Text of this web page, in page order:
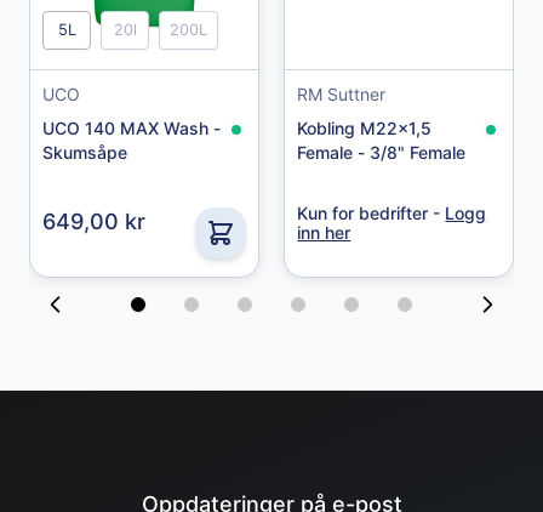
Granberg
Granberg Chemical Protective Gloves str. 10
49,00 kr
5L 20l 200L
UCO
UCO 140 MAX Wash -
Skumsåpe
649,00 kr
RM Suttner
Kobling M22x1,5
Female - 3/8" Female
Kun for bedrifter - Logg
inn her
Oppdateringer på e-post